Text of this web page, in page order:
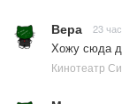
Вера 23
Хожу сюда
Кинотеатр